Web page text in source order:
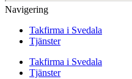
Navigering
Takfirma i Svedala
Tjänster
Takfirma i Svedala
Tjänster